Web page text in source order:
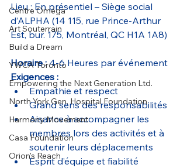
Centre Oméga
Art Souterrain
Build a Dream
YWCA Toronto
Empowering the Next Generation Ltd.
North York Gen. Hospital Foundation
Harmony Movement
Casa Foundation
Orion's Reach
Lieu : En présentiel – Siège social
d’ALPHA (14 115, rue Prince-Arthur
Est, bur. 175, Montréal, QC H1A 1A8)
Horaire : 4-6 Heures par événement
Exigences :
Empathie et respect
Grand sens des responsabilités
Aisance à accompagner les
membres lors des activités et à
soutenir leurs déplacements
Esprit d’équipe et fiabilité